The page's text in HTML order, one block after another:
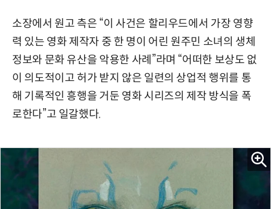
소장에서 원고 측은 “이 사건은 할리우드에서 가장 영향
력 있는 영화 제작자 중 한 명이 어린 원주민 소녀의 생체
정보와 문화 유산을 악용한 사례”라며 “어떠한 보상도 없
이 의도적이고 허가 받지 않은 일련의 상업적 행위를 통
해 기록적인 흥행을 거둔 영화 시리즈의 제작 방식을 폭
로한다”고 일갈했다.